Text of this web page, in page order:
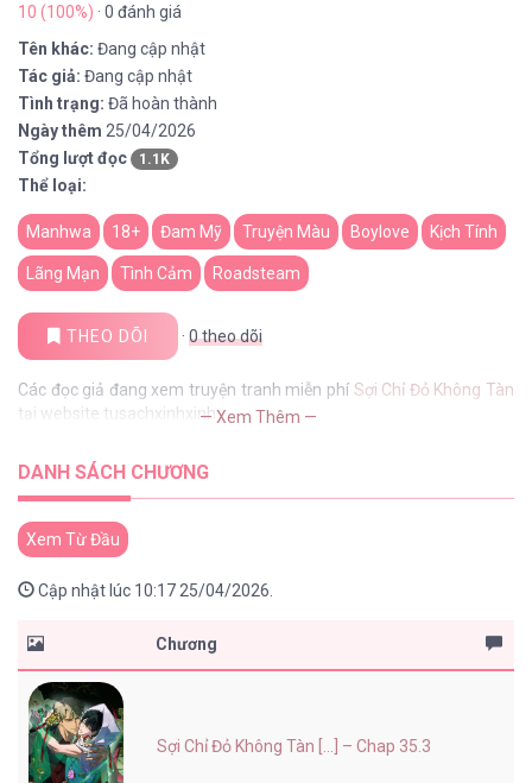
10 (100%) · 0 đánh giá
Tên khác: Đang cập nhật
Tác giả: Đang cập nhật
Tình trạng: Đã hoàn thành
Ngày thêm 25/04/2026
Tổng lượt đọc
1.1K
Thể loại:
Manhwa 18+ Đam Mỹ Truyện Màu Boylove Kịch Tính
Lãng Mạn Tình Cảm Roadsteam
THEO DÕI · 0theo dõi
Các đọc giả đang xem truyện tranh miễn phí Sợi Chỉ Đỏ Không Tàn
tại website tusachxinhxinh— Xem Thêm —
DANH SÁCH CHƯƠNG
Xem Từ Đầu
Cập nhật lúc 10:17 25/04/2026.
Chương
Sợi Chỉ Đỏ Không Tàn [...] – Chap 35.3